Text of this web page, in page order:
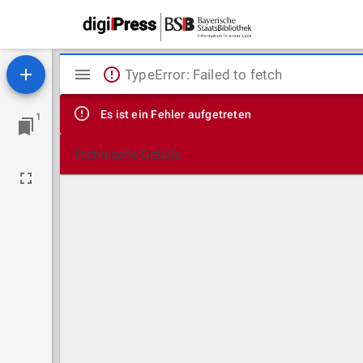
1
Mirador
Viewer
TypeError: Failed to fetch
Es ist ein Fehler aufgetreten
Technische Details